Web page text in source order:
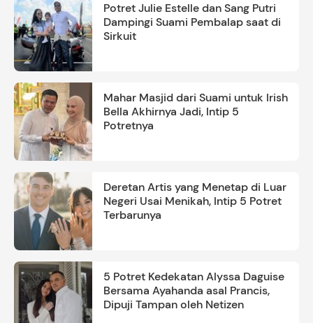
Potret Julie Estelle dan Sang Putri
Dampingi Suami Pembalap saat di
Sirkuit
Mahar Masjid dari Suami untuk Irish
Bella Akhirnya Jadi, Intip 5
Potretnya
Deretan Artis yang Menetap di Luar
Negeri Usai Menikah, Intip 5 Potret
Terbarunya
5 Potret Kedekatan Alyssa Daguise
Bersama Ayahanda asal Prancis,
Dipuji Tampan oleh Netizen